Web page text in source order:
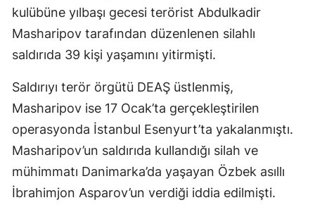
kulübüne yılbaşı gecesi terörist Abdulkadir
Masharipov tarafından düzenlenen silahlı
saldırıda 39 kişi yaşamını yitirmişti.
Saldırıyı terör örgütü DEAŞ üstlenmiş,
Masharipov ise 17 Ocak’ta gerçekleştirilen
operasyonda İstanbul Esenyurt’ta yakalanmıştı.
Masharipov’un saldırıda kullandığı silah ve
mühimmatı Danimarka’da yaşayan Özbek asıllı
İbrahimjon Asparov’un verdiği iddia edilmişti.